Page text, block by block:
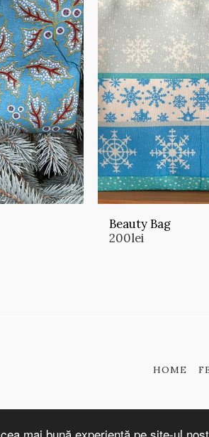
mai bună experiență pe site-ul
Beauty Bag
200lei
HOME